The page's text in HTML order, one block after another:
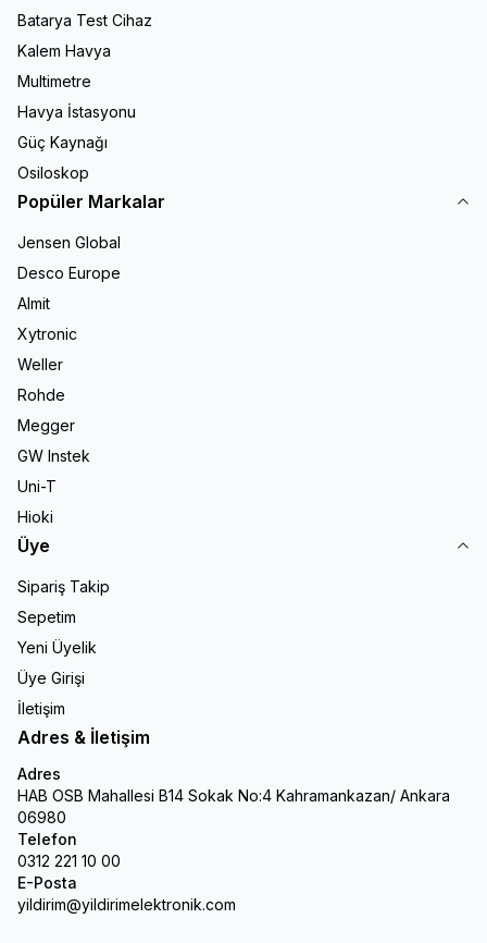
Batarya Test Cihaz
Kalem Havya
Multimetre
Havya İstasyonu
Güç Kaynağı
Osiloskop
Popüler Markalar
Jensen Global
Desco Europe
Almit
Xytronic
Weller
Rohde
Megger
GW Instek
Uni-T
Hioki
Üye
Sipariş Takip
Sepetim
Yeni Üyelik
Üye Girişi
İletişim
Adres & İletişim
Adres
HAB OSB Mahallesi B14 Sokak No:4 Kahramankazan/ Ankara
06980
Telefon
0312 221 10 00
E-Posta
yildirim@yildirimelektronik.com